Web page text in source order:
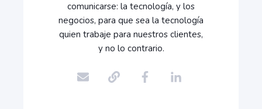
comunicarse: la tecnología, y los
negocios, para que sea la tecnología
quien trabaje para nuestros clientes,
y no lo contrario.